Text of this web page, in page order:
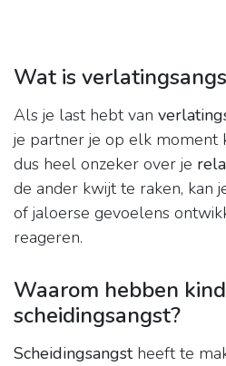
Wat is
Als je last hebt van
je partner je op elk moment
dus heel onzeker over je
de ander kwijt te raken, kan
of jaloerse gevoelens
reageren.
Waarom hebben
scheidingsangst?
Scheidingsangstheeft te